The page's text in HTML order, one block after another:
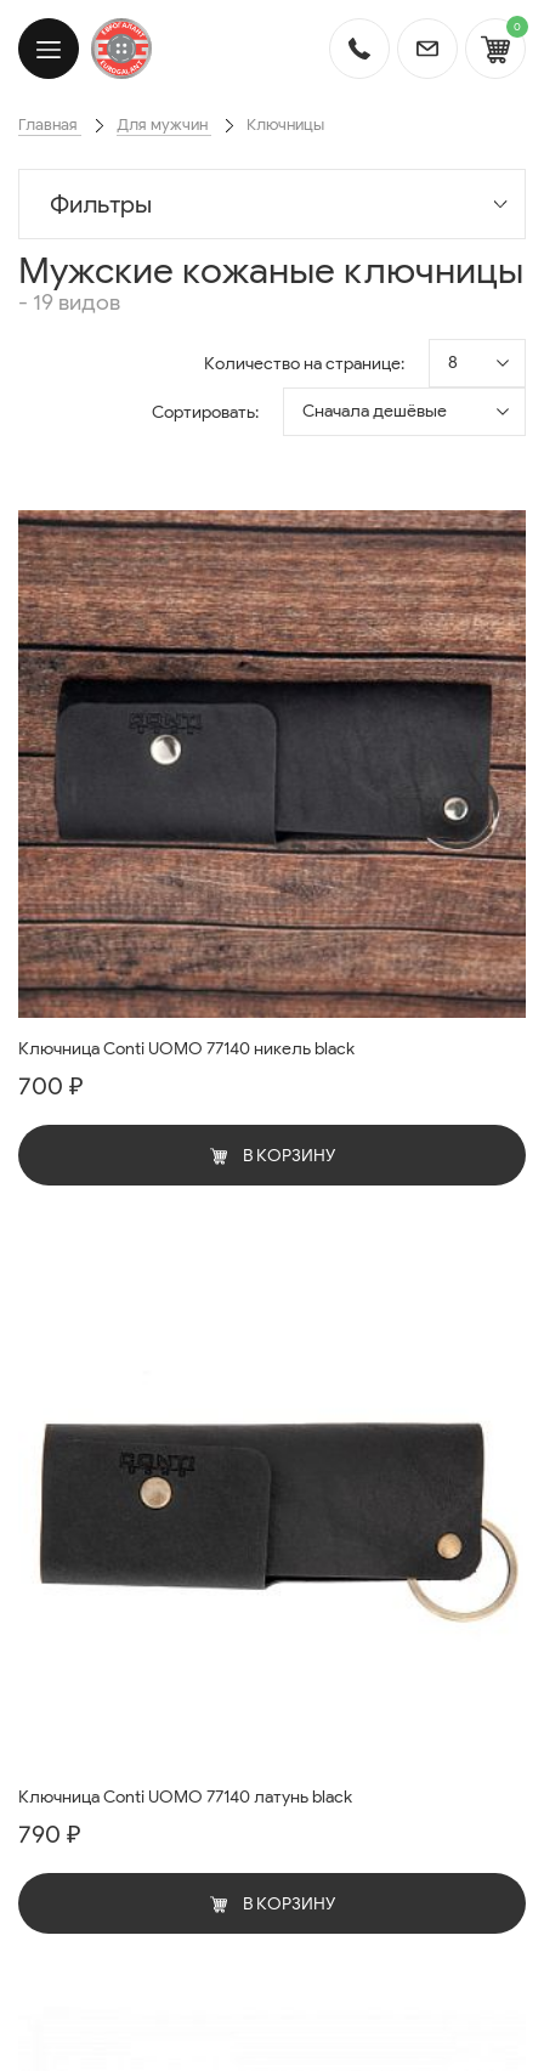
0
Главная Для мужчин Ключницы
Фильтры
Мужские кожаные ключницы
- 19 видов
Количество на странице: 8
Сортировать: Сначала дешёвые
Ключница Conti UOMO 77140 никель black
700 ₽
В КОРЗИНУ
Ключница Conti UOMO 77140 латунь black
790 ₽
В КОРЗИНУ